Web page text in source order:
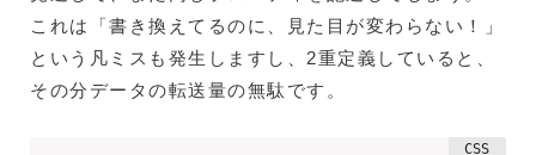
これは「書き換えてるのに、見た目が変わらない！」
という凡ミスも発生しますし、2重定義していると、
その分データの転送量の無駄です。